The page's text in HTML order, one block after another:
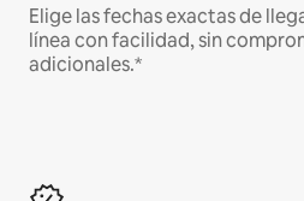
Elige las fechas exactas de
línea con facilidad, sin
adicionales.*